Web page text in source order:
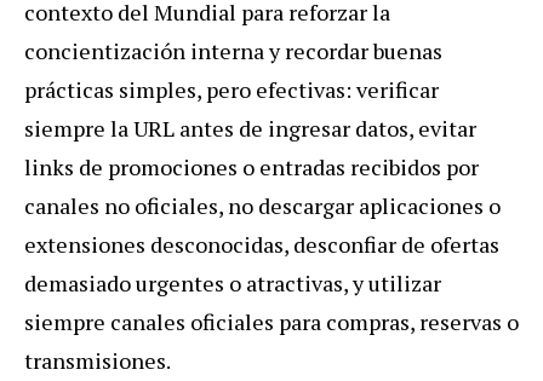
contexto del Mundial para reforzar la
concientización interna y recordar buenas
prácticas simples, pero efectivas: verificar
siempre la URL antes de ingresar datos, evitar
links de promociones o entradas recibidos por
canales no oficiales, no descargar aplicaciones o
extensiones desconocidas, desconfiar de ofertas
demasiado urgentes o atractivas, y utilizar
siempre canales oficiales para compras, reservas o
transmisiones.